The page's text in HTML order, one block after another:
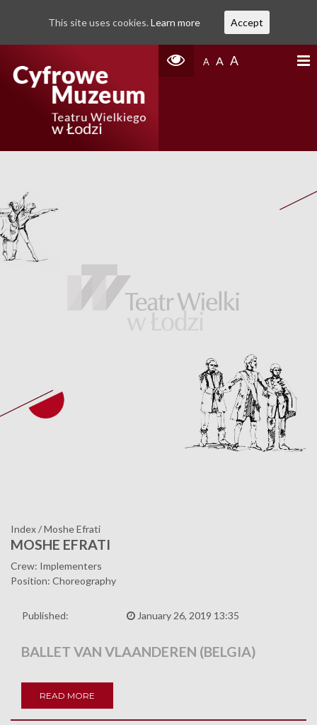
A A A
Index/Moshe Efrati
MOSHE EFRATI
Crew: Implementers
Position: Choreography
Published: January 26, 2019 13:35
BALLET VAN VLAANDEREN (BELGIA)
READ MORE
This site uses cookies. Learn more Accept